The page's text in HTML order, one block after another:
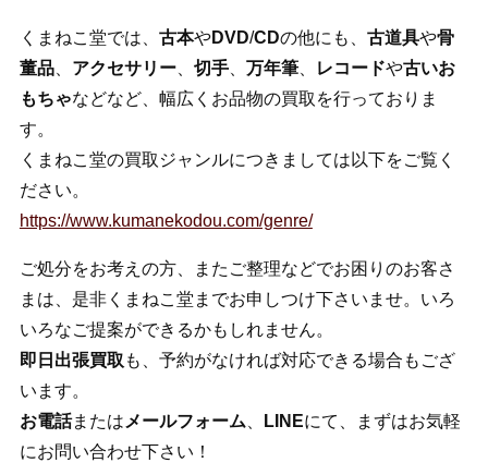
くまねこ堂では、 古本やDVD/CDの他にも、 古道具や骨
董品、 アクセサリー、 切手、 万年筆、 レコードや古いお
もちゃなどなど、幅広くお品物の買取を行っておりま
す。
くまねこ堂の買取ジャンルにつきましては以下をご覧く
ださい。
https://www.kumanekodou.com/genre/
ご処分をお考えの方、またご整理などでお困りのお客さ
まは、是非くまねこ堂までお申しつけ下さいませ。いろ
いろなご提案ができるかもしれません。
即日出張買取 も、予約がなければ対応できる場合もござ
います。
お電話または メールフォーム LINEにて、まずはお気軽
にお問い合わせ下さい！